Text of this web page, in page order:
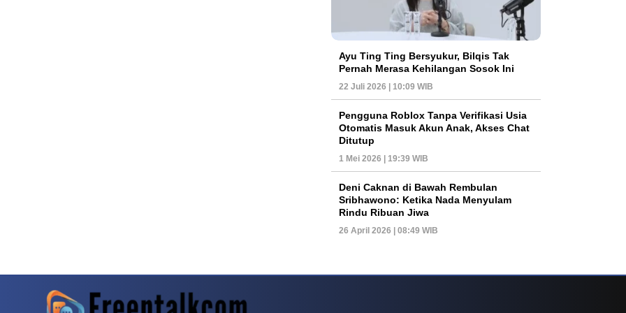
Ayu Ting Ting Bersyukur, Bilqis Tak
Pernah Merasa Kehilangan Sosok Ini
22 Juli 2026 | 10:09 WIB
Pengguna Roblox Tanpa Verifikasi Usia
Otomatis Masuk Akun Anak, Akses Chat
Ditutup
1 Mei 2026 | 19:39 WIB
Deni Caknan di Bawah Rembulan
Sribhawono: Ketika Nada Menyulam
Rindu Ribuan Jiwa
26 April 2026 | 08:49 WIB